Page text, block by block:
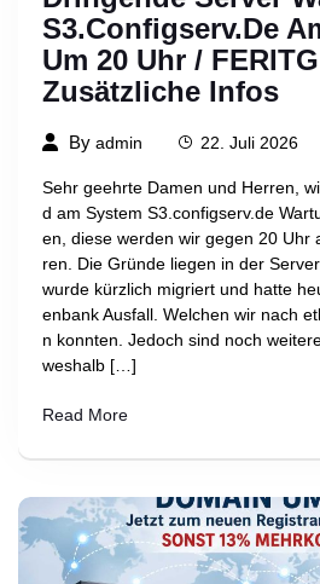
S3.Configserv.de
Um 20 Uhr /
Zusätzliche Infos
By admin 22. Juli 2026
Sehr geehrte Damen und Herren,
d am System S3.configserv.de
en, diese werden wir gegen 20 Uhr
ren. Die Gründe liegen in der
wurde kürzlich migriert und hatte
enbank Ausfall. Welchen wir nach
n konnten. Jedoch sind noch
weshalb […]
Read More